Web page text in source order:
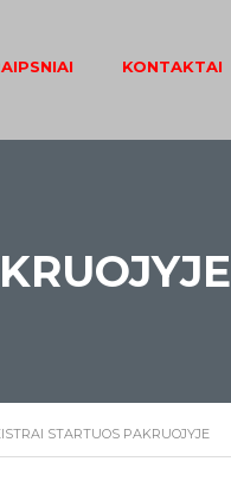
KONTAKTAI
STARTUOS PAKRUOJYJE